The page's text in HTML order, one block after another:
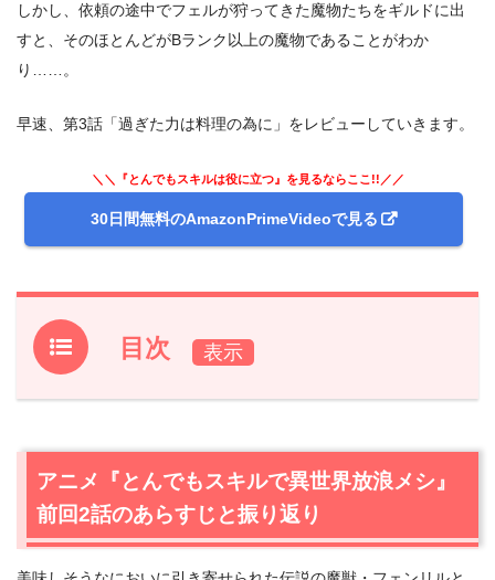
しかし、依頼の途中でフェルが狩ってきた魔物たちをギルドに出
すと、そのほとんどがBランク以上の魔物であることがわか
り……。
早速、第3話「過ぎた力は料理の為に」をレビューしていきます。
＼＼『とんでもスキルは役に立つ』を見るならここ!!／／
30日間無料のAmazonPrimeVideoで見る
目次
1.アニメ『とんでもスキルで異世界放浪メシ』前回2話のあ
【ネタバレあり】アニメ『とんでもスキルで異世界放浪
メシ』第3話あらすじ・感想
2.1 初心者向けクエスト
アニメ『とんでもスキルで異世界放浪メシ』
前回2話のあらすじと振り返り